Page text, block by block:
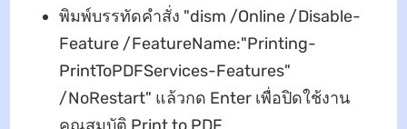
พิมพ์บรรทัดคําสั่ง "dism /Online /Disable-
Feature /FeatureName:"Printing-
PrintToPDFServices-Features"
/NoRestart" แล้วกด Enter เพื่อปิดใช้งาน